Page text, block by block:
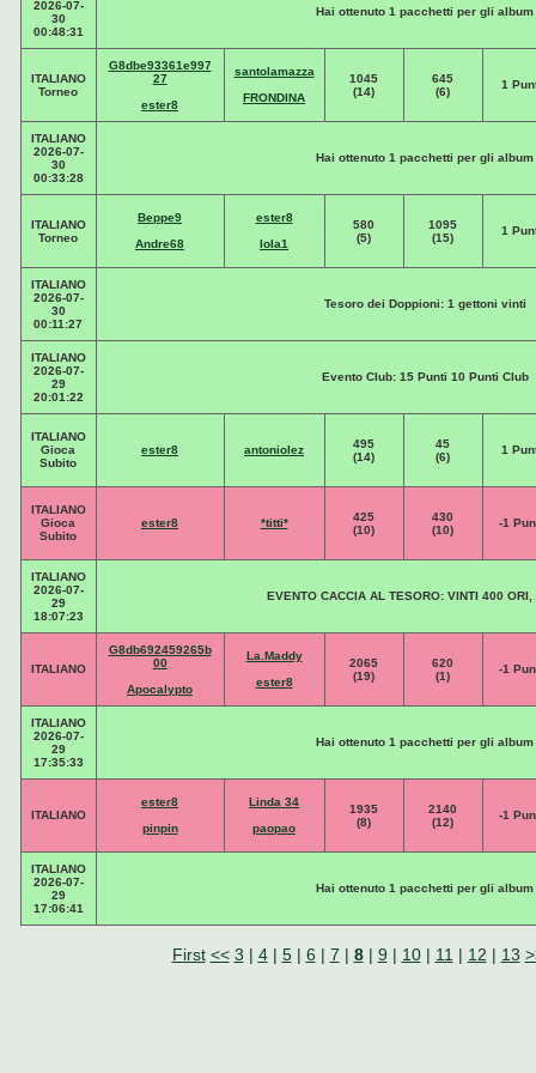
2026-07-
30
00:48:31
Hai ottenuto 1 pacchetti per gli album
ITALIANO
Torneo
G8dbe93361e997
27
ester8
santolamazza
FRONDINA
1045
(14)
645
(6)
1
ITALIANO
2026-07-
30
00:33:28
Hai ottenuto 1 pacchetti per gli album
ITALIANO
Torneo
Beppe9
Andre68
ester8
lola1
580
(5)
1095
(15)
1
ITALIANO
2026-07-
30
00:11:27
Tesoro dei Doppioni: 1 gettoni vinti
ITALIANO
2026-07-
29
20:01:22
Evento Club: 15 Punti 10 Punti Club
ITALIANO
Gioca
Subito
ester8 antoniolez
495
(14)
45
(6)
1
ITALIANO
Gioca
Subito
ester8 *titti*
425
(10)
430
(10)
-1
ITALIANO
2026-07-
29
18:07:23
EVENTO CACCIA AL TESORO: VINTI 400 ORI,
ITALIANO
G8db692459265b
00
Apocalypto
La.Maddy
ester8
2065
(19)
620
(1)
-1
ITALIANO
2026-07-
29
17:35:33
Hai ottenuto 1 pacchetti per gli album
ITALIANO
ester8
pinpin
Linda 34
paopao
1935
(8)
2140
(12)
-1
ITALIANO
2026-07-
29
17:06:41
Hai ottenuto 1 pacchetti per gli album
First << 3 | 4| 5| 6 | 7 | 8 | 9 | 10| 11 | 12 | 13